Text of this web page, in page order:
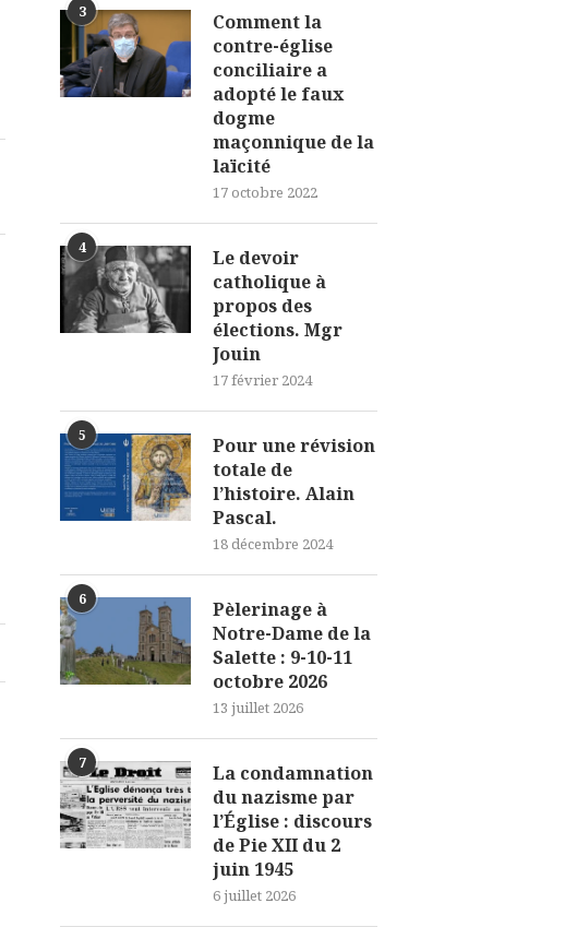
3
Comment la
contre-église
conciliaire a
adopté le faux
dogme
maçonnique de la
laïcité
17 octobre 2022
4
Le devoir
catholique à
propos des
élections. Mgr
Jouin
17 février 2024
5
Pour une révision
totale de
l’histoire. Alain
Pascal.
18 décembre 2024
6
Pèlerinage à
Notre-Dame de la
Salette : 9-10-11
octobre 2026
13 juillet 2026
7
La condamnation
du nazisme par
l’Église : discours
de Pie XII du 2
juin 1945
6 juillet 2026